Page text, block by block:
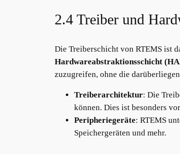
2.4 Treiber und
Die Treiberschicht von RTEMS ist
Hardwareabstraktionsschicht
zuzugreifen, ohne die
Treiberarchitektur: Die
können. Dies ist besonders
Peripheriegeräte: RTEMS
Speichergeräten und mehr.